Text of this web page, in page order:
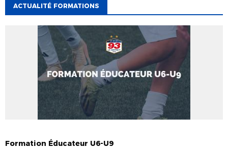
ACTUALITÉ FORMATIONS
Formation Éducateur U6-U9